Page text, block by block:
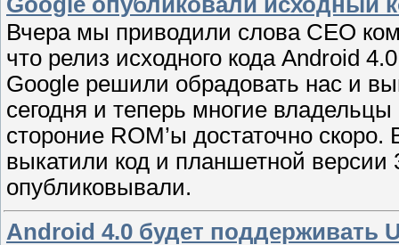
Вчера мы приводили слова CEO
что релиз исходного кода Android
Google решили обрадовать нас и
сегодня и теперь многие
стороние ROM’ы достаточно
выкатили код и планшетной версии
опубликовывали.
Android 4.0 будет поддерживать